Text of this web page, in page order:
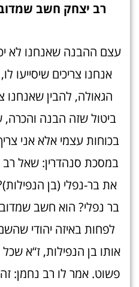
רב יצחק חשב
עצם ההבנה שאנחנו לא
אנחנו צריכים שיסייעו
הגאולה, להבין שאנחנו
ביטול שזה הבנה והכרה,
בכוחות עצמי אלא אני
במסכת סנהדרין: שאל
את בר-נפלי (בן
בר נפלי? הוא חשב
לפחות באיזה יהודי
אותו בן הנפילות, ז“א שכל
פשוט. אמר לו רב נחמן: